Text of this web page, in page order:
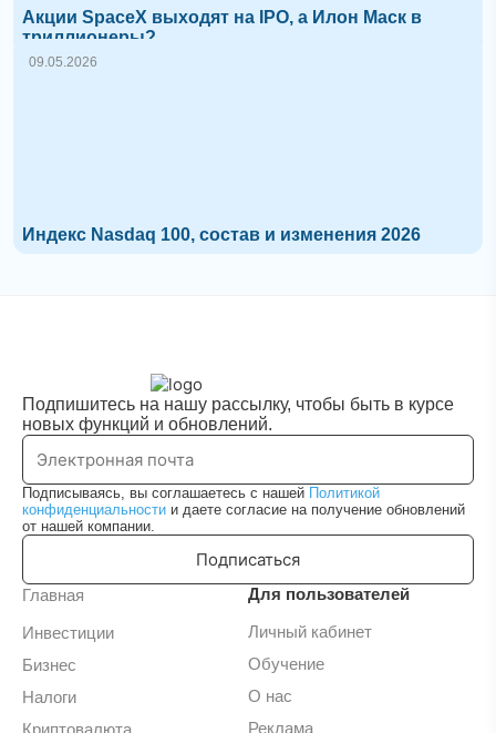
Акции SpaceX выходят на IPO, а Илон Маск в
триллионеры?
09.05.2026
Индекс Nasdaq 100, состав и изменения 2026
Подпишитесь на нашу рассылку, чтобы быть в курсе
новых функций и обновлений.
Подписаться
Подписываясь, вы соглашаетесь с нашей Политикой
конфиденциальности и даете согласие на получение обновлений
от нашей компании.
Главная Для пользователей
Инвестиции
Личный кабинет
Бизнес
Обучение
Налоги
О нас
Криптовалюта
Реклама